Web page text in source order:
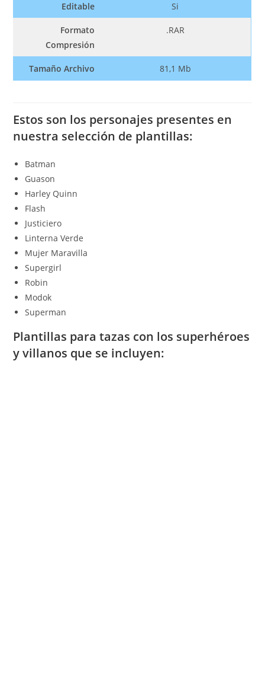
Editable Si
Formato
Compresión
.RAR
Tamaño Archivo 81,1 Mb
Estos son los personajes presentes en
nuestra selección de plantillas:
Batman
Guason
Harley Quinn
Flash
Justiciero
Linterna Verde
Mujer Maravilla
Supergirl
Robin
Modok
Superman
Plantillas para tazas con los superhéroes
y villanos que se incluyen: